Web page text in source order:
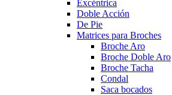
Excéntrica
Doble Acción
De Pie
Matrices para Broches
Broche Aro
Broche Doble Aro
Broche Tacha
Condal
Saca bocados